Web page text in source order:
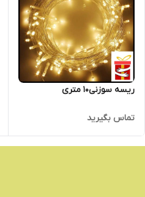
ریسه سوزنی10 متری
تماس بگیرید